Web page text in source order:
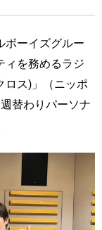
ボーイズグルー
ィを務めるラジ
ロス)」（ニッポ
替わりパーソナ